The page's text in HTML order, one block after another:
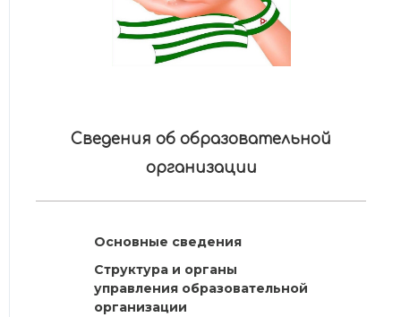
Сведения об образовательной
организации
Основные сведения
Структура и органы
управления образовательной
организации